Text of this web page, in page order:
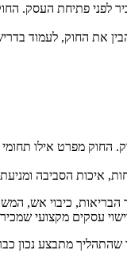
פתיחת העסק.
החוק מפרט אילו
איכות הסביבה
כיבוי אש,
עסקים מקצועי
מתבצע נכון